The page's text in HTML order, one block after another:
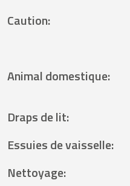
Caution:
Animal domestique:
Draps de lit:
Essuies de vaisselle:
Nettoyage: